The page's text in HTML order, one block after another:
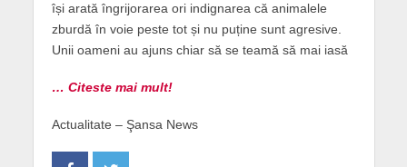
își arată îngrijorarea ori indignarea că animalele
zburdă în voie peste tot și nu puține sunt agresive.
Unii oameni au ajuns chiar să se teamă să mai iasă
… Citeste mai mult!
Actualitate – Şansa News